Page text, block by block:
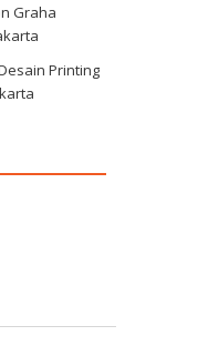
Graha
Printing